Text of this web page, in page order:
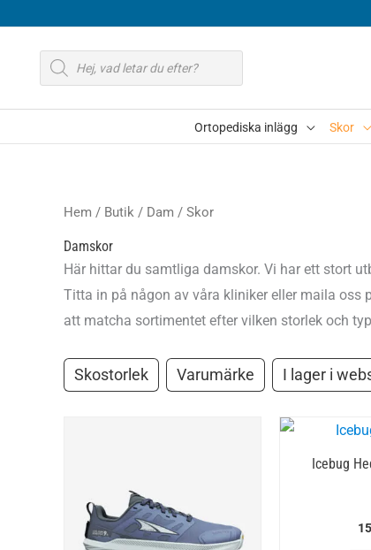
Produktsökning
Ortopediska inlägg Skor
Hem / Butik / Dam / Skor
Damskor
Här hittar du samtliga damskor. Vi har ett stort
Titta in på någon av våra kliniker eller maila oss
att matcha sortimentet efter vilken storlek och
Skostorlek Varumärke I lager i
Icebug